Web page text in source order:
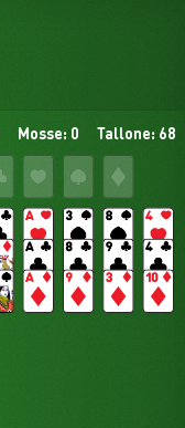
Mosse: 0 Tallone: 68